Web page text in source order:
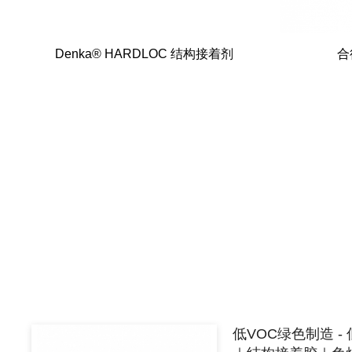
Denka® HARDLOC 结构接着剂
低VOC绿色制造 -